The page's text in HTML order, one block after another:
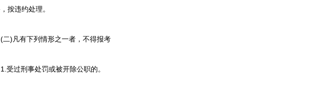
按违约处理。
凡有下列情形之一者，不得报考
过刑事处罚或被开除公职的。